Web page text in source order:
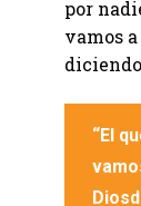
por
vamos
“El